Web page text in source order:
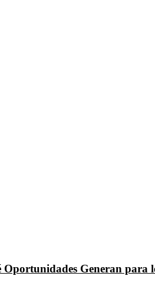
Generan para